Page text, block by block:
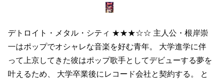
デトロイト・メタル・シティ ★★★☆☆ 主人公・根岸崇
一はポップでオシャレな音楽を好む青年。
大学進学に伴
って上京してきた彼はポップ歌手としてデビューする夢を
叶えるため、
大学卒業後にレコード会社と契約する。
と